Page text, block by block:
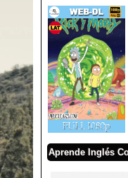
Aprende Inglés